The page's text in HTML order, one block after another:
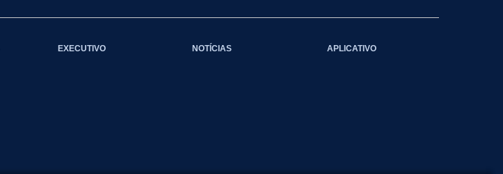
EXECUTIVO NOTÍCIAS APLICATIVO